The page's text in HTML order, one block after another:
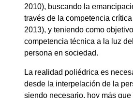
2010), buscando la
través de la competencia
2013), y teniendo como
competencia técnica a la luz
persona en sociedad.
La realidad poliédrica es
desde la interpelación de la
siendo necesario, hoy más